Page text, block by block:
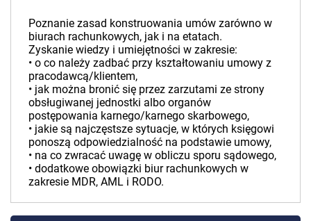
Poznanie zasad konstruowania umów zarówno w
biurach rachunkowych, jak i na etatach.
Zyskanie wiedzy i umiejętności w zakresie:
• o co należy zadbać przy kształtowaniu umowy z
pracodawcą/klientem,
• jak można bronić się przez zarzutami ze strony
obsługiwanej jednostki albo organów
postępowania karnego/karnego skarbowego,
• jakie są najczęstsze sytuacje, w których księgowi
ponoszą odpowiedzialność na podstawie umowy,
• na co zwracać uwagę w obliczu sporu sądowego,
• dodatkowe obowiązki biur rachunkowych w
zakresie MDR, AML i RODO.